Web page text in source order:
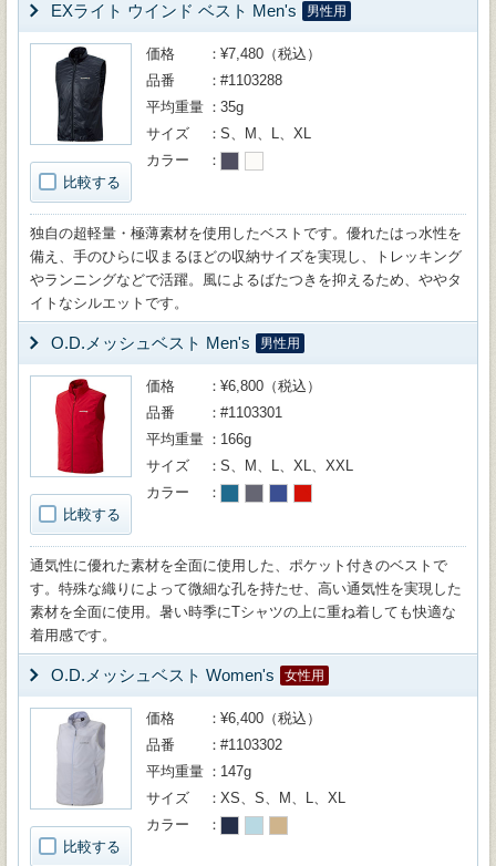
EXライト ウインド ベスト Men's 男性用
比較する
価格
¥7,480（税込）
品番
#1103288
平均重量
35g
サイズ
S、M、L、XL
カラー
独自の超軽量・極薄素材を使用したベストです。優れたはっ水性を
備え、手のひらに収まるほどの収納サイズを実現し、トレッキング
やランニングなどで活躍。風によるばたつきを抑えるため、ややタ
イトなシルエットです。
O.D.メッシュベスト Men's 男性用
比較する
価格
¥6,800（税込）
品番
#1103301
平均重量
166g
サイズ
S、M、L、XL、XXL
カラー
通気性に優れた素材を全面に使用した、ポケット付きのベストで
す。特殊な織りによって微細な孔を持たせ、高い通気性を実現した
素材を全面に使用。暑い時季にTシャツの上に重ね着しても快適な
着用感です。
O.D.メッシュベスト Women's 女性用
比較する
価格
¥6,400（税込）
品番
#1103302
平均重量
147g
サイズ
XS、S、M、L、XL
カラー